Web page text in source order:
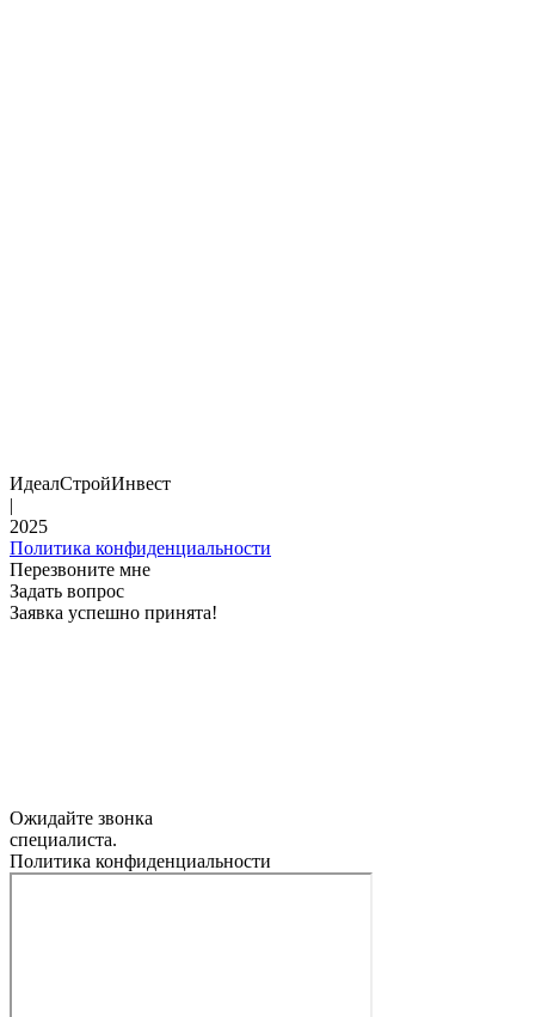
ИдеалСтройИнвест
|
2025
Политика конфиденциальности
Перезвоните мне
Задать вопрос
Заявка успешно принята!
Ожидайте звонка
специалиста.
Политика конфиденциальности